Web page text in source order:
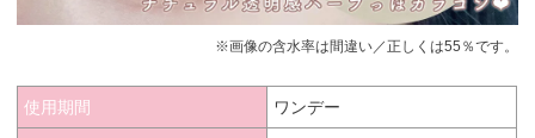
※画像の含水率は間違い／正しくは55％です。
使用期間 ワンデー